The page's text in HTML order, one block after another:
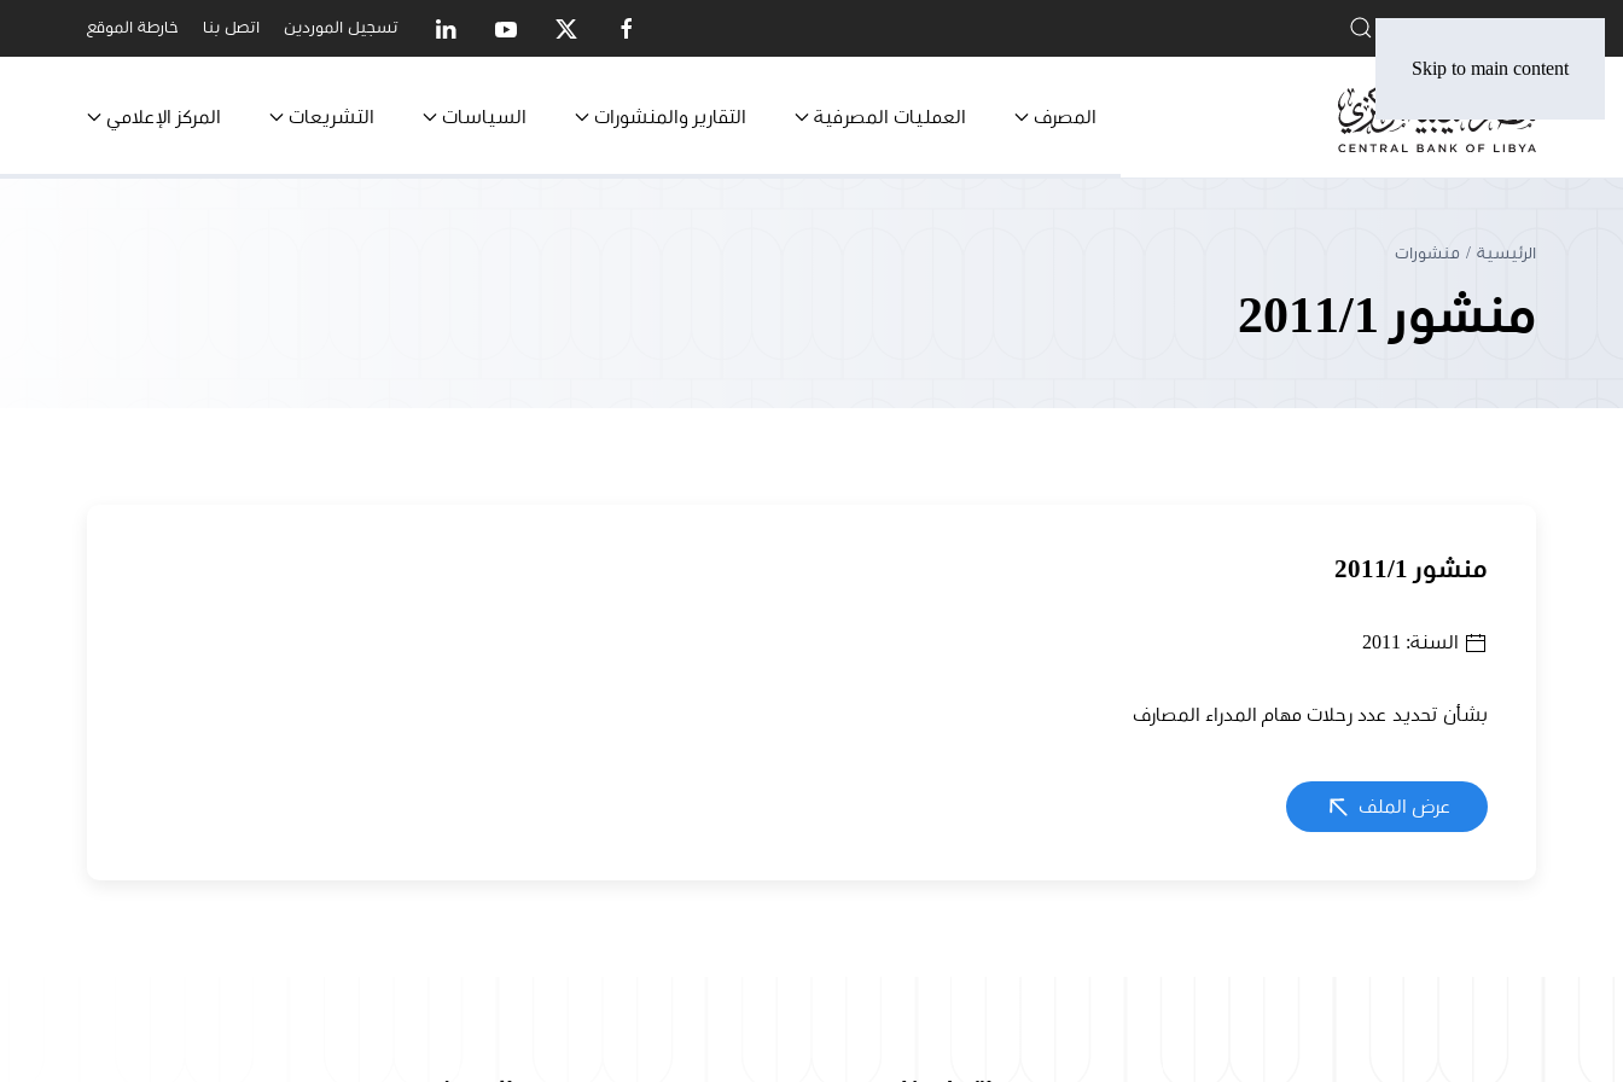
Skip to main content
تسجيل الموردين اتصل بنا خارطة الموقع
المصرف العمليات المصرفية التقارير والمنشورات السياسات التشريعات المركز الإعلامي
الرئيسية منشورات
منشور 2011/1
منشور 2011/1
السنة: 2011
بشأن تحديد عدد رحلات مهام المدراء المصارف
عرض الملف